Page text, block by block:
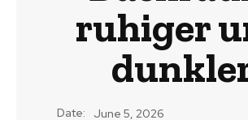
ruhiger
Date: June 5, 2026